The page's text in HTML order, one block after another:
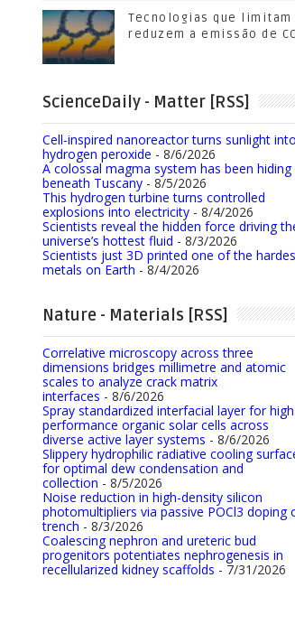
Tecnologias que limitam
reduzem a emissão de
ScienceDaily - Matter [RSS]
Cell-inspired nanoreactor turns sunlight into
hydrogen peroxide - 8/6/2026
A colossal magma system has been hiding
beneath Tuscany - 8/5/2026
This hydrogen turbine turns controlled
explosions into electricity - 8/4/2026
Scientists reveal the hidden force driving
universe’s hottest fluid - 8/3/2026
Scientists just 3D printed one of the
metals on Earth - 8/4/2026
Nature - Materials [RSS]
Correlative microscopy across three
dimensions bridges millimetre and atomic
scales to analyze crack matrix
interfaces - 8/6/2026
Spray standardized interfacial layer for high
performance organic solar cells across
diverse active layer systems - 8/6/2026
Slippery hydrophilic radiative cooling
for optimal dew condensation and
collection - 8/5/2026
Noise reduction in high-density silicon
photomultipliers via passive POCl3 doping
trench - 8/3/2026
Coalescing nephron and ureteric bud
progenitors potentiates nephrogenesis in
recellularized kidney scaffolds - 7/31/2026